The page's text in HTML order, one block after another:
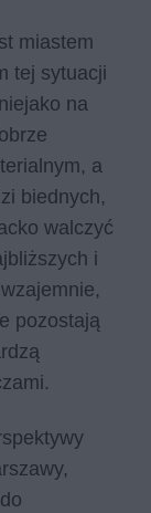
miastem
tej sytuacji
na
a
biednych,
walczyć
i
pozostają